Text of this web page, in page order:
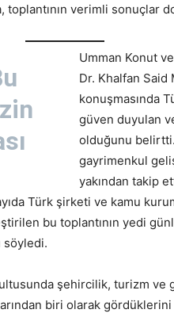
toplantının verimli sonuçlar
Umman Konut
Dr. Khalfan Said
konuşmasında
güven duyulan
olduğunu
gayrimenkul
yakından takip
Türk şirketi ve kamu
bu toplantının yedi
söyledi.
şehircilik, turizm ve
biri olarak